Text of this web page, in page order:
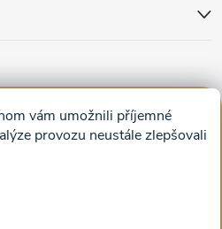
vám umožnili příjemné
provozu neustále zlepšovali
do obýváku